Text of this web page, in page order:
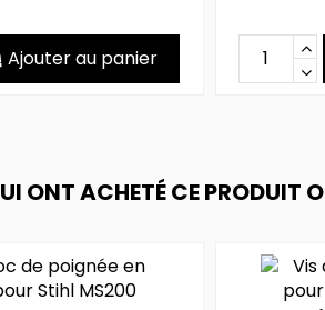
Ajouter au panier
ONT ACHETÉ CE PRODUIT